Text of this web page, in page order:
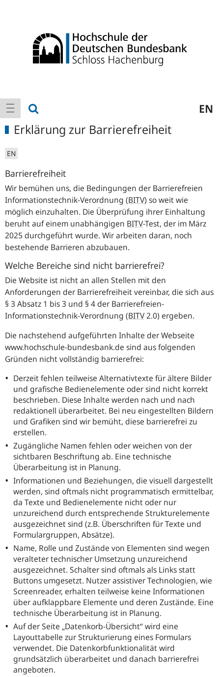
Hauptnavigation
Navigation anzeigen EN
Erklärung zur Barrierefreiheit
EN
Barrierefreiheit
Wir bemühen uns, die Bedingungen der Barrierefreien
Informationstechnik-Verordnung (BITV) so weit wie
möglich einzuhalten. Die Überprüfung ihrer Einhaltung
beruht auf einem unabhängigen BITV-Test, der im März
2025 durchgeführt wurde. Wir arbeiten daran, noch
bestehende Barrieren abzubauen.
Welche Bereiche sind nicht barrierefrei?
Die Website ist nicht an allen Stellen mit den
Anforderungen der Barrierefreiheit vereinbar, die sich aus
§ 3 Absatz 1 bis 3 und § 4 der Barrierefreien-
Informationstechnik-Verordnung (BITV2.0) ergeben.
Die nachstehend aufgeführten Inhalte der Webseite
www.hochschule-bundesbank.de sind aus folgenden
Gründen nicht vollständig barrierefrei:
Derzeit fehlen teilweise Alternativtexte für ältere Bilder
und grafische Bedienelemente oder sind nicht korrekt
beschrieben. Diese Inhalte werden nach und nach
redaktionell überarbeitet. Bei neu eingestellten Bildern
und Grafiken sind wir bemüht, diese barrierefrei zu
erstellen.
Zugängliche Namen fehlen oder weichen von der
sichtbaren Beschriftung ab. Eine technische
Überarbeitung ist in Planung.
Informationen und Beziehungen, die visuell dargestellt
werden, sind oftmals nicht programmatisch ermittelbar,
da Texte und Bedienelemente nicht oder nur
unzureichend durch entsprechende Strukturelemente
ausgezeichnet sind (z.B. Überschriften für Texte und
Formulargruppen, Absätze).
Name, Rolle und Zustände von Elementen sind wegen
veralteter technischer Umsetzung unzureichend
ausgezeichnet. Schalter sind oftmals als Links statt
Buttons umgesetzt. Nutzer assistiver Technologien, wie
Screenreader, erhalten teilweise keine Informationen
über aufklappbare Elemente und deren Zustände. Eine
technische Überarbeitung ist in Planung.
Auf der Seite „Datenkorb-Übersicht“ wird eine
Layouttabelle zur Strukturierung eines Formulars
verwendet. Die Datenkorbfunktionalität wird
grundsätzlich überarbeitet und danach barrierefrei
angeboten.